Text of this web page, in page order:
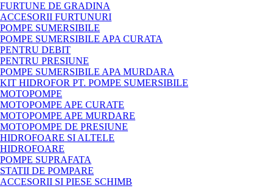
FURTUNE DE GRADINA
ACCESORII FURTUNURI
POMPE SUMERSIBILE
POMPE SUMERSIBILE APA CURATA
PENTRU DEBIT
PENTRU PRESIUNE
POMPE SUMERSIBILE APA MURDARA
KIT HIDROFOR PT. POMPE SUMERSIBILE
MOTOPOMPE
MOTOPOMPE APE CURATE
MOTOPOMPE APE MURDARE
MOTOPOMPE DE PRESIUNE
HIDROFOARE SI ALTELE
HIDROFOARE
POMPE SUPRAFATA
STATII DE POMPARE
ACCESORII SI PIESE SCHIMB